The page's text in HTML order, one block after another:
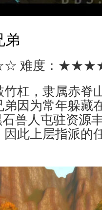
弟
难度：
杠，隶属赤脊
因为常年躲藏
兽人屯驻资源
此上层指派的